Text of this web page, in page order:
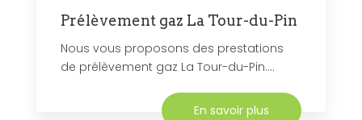
Prélèvement gaz La Tour-du-Pin
Nous vous proposons des prestations
de prélèvement gaz La Tour-du-Pin....
En savoir plus